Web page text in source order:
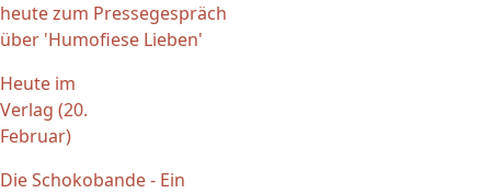
heute zum Pressegespräch
über 'Humofiese Lieben'
Heute im
Verlag (20.
Februar)
Die Schokobande - Ein